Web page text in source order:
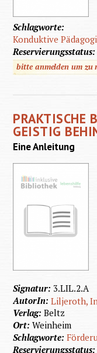
Schlagworte:
Konduktive
bitte anmelden um zu
PRAKTISCHE
GEISTIG
Eine Anleitung
Signatur: 3.LIL.2.A
AutorIn:Liljeroth,
Verlag:Beltz
Ort:Weinheim
Schlagworte: